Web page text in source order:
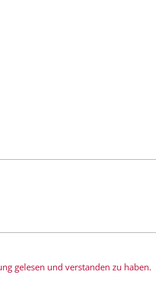
gelesen und verstanden zu haben.